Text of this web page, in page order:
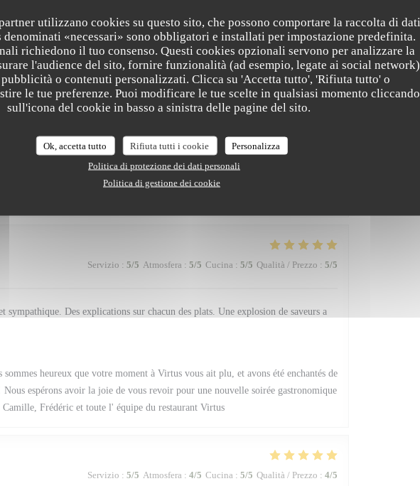
utilizzano cookies su questo sito, che possono comportare la raccolta di dati
«necessari» sono obbligatori e installati per impostazione predefinita.
richiedono il tuo consenso. Questi cookies opzionali servono per analizzare la
l'audience del sito, fornire funzionalità (ad esempio, legate ai social network)
o contenuti personalizzati. Clicca su 'Accetta tutto', 'Rifiuta tutto' o
le tue preferenze. Puoi modificare le tue scelte in qualsiasi momento cliccando
sull'icona del cookie in basso a sinistra delle pagine del sito.
Ok, accetta tutto Rifiuta tutti i cookie
Personalizza
Politica di protezione dei dati personali
Politica di gestione dei cookie
Servizio: 5/5 Atmosfera: 4/5 Cucina: 5/5 Qualità / Prezzo: 5 /5
/ Anchois. Ce fut une très belle découverte
votre enthousiasme et votre satisfaction pour ce dîner à Virtus, et vous
Servizio : 5/5 Atmosfera : 5/5 Cucina : 5/5 Qualità / Prezzo : 5/5
sympathique. Des explications sur chacun des plats. Une explosion de saveurs a
heureux que votre moment à Virtus vous ait plu, et avons été enchantés de
espérons avoir la joie de vous revoir pour une nouvelle soirée gastronomique
Frédéric et toute l' équipe du restaurant Virtus
Servizio : 5/5 Atmosfera : 4/5 Cucina : 5/5 Qualità / Prezzo : 4/5